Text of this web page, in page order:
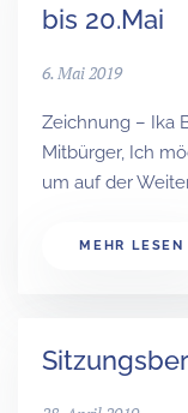
bis 20.Mai
6. Mai 2019
Zeichnung – Ika
Mitbürger, Ich
um auf der
MEHR LESEN